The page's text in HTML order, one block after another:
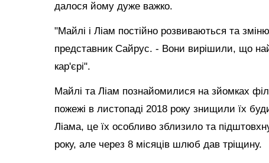
далося йому дуже важко.
"Майлі і Ліам постійно розвиваються та
представник Сайрус. - Вони вирішили, що
кар'єрі".
Майлі та Ліам познайомилися на зйомках
пожежі в листопаді 2018 року знищили їх
Ліама, це їх особливо зблизило та
року, але через 8 місяців шлюб дав тріщину.